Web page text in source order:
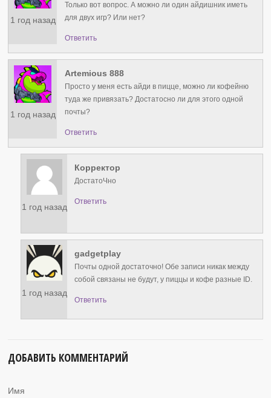
1 год назад
Только вот вопрос. А можно ли один айдишник иметь
для двух игр? Или нет?
Ответить
1 год назад
Artemious 888
Просто у меня есть айди в пицце, можно ли кофейню
туда же привязать? Достатосно ли для этого одной
почты?
Ответить
1 год назад
Корректор
ДостатоЧно
Ответить
1 год назад
gadgetplay
Почты одной достаточно! Обе записи никак между
собой связаны не будут, у пиццы и кофе разные ID.
Ответить
ДОБАВИТЬ КОММЕНТАРИЙ
Имя